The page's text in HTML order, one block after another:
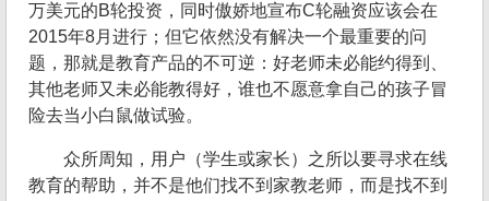
万美元的B轮投资，同时傲娇地宣布C轮融资应该会在
2015年8月进行；但它依然没有解决一个最重要的问
题，那就是教育产品的不可逆：好老师未必能约得到、
其他老师又未必能教得好，谁也不愿意拿自己的孩子冒
险去当小白鼠做试验。
众所周知，用户（学生或家长）之所以要寻求在线
教育的帮助，并不是他们找不到家教老师，而是找不到